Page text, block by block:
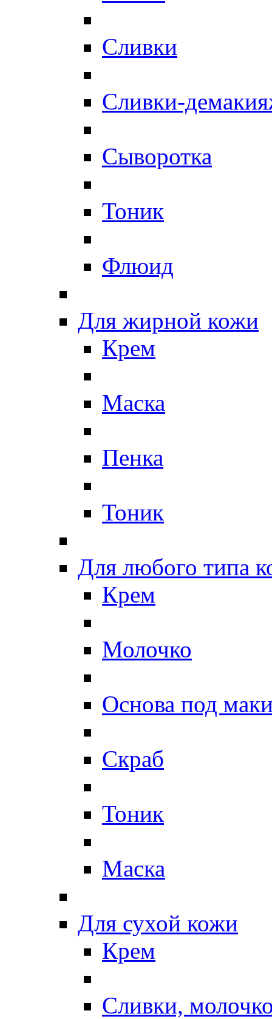
Сливки
Сливки-
Сыворотка
Тоник
Флюид
Для жирной кожи
Крем
Маска
Пенка
Тоник
Для любого типа
Крем
Молочко
Основа под
Скраб
Тоник
Маска
Для сухой кожи
Крем
Сливки,